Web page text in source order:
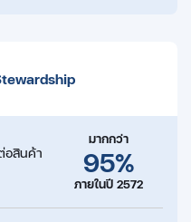
อสินค้า
มากกว่า
95%
ภายในปี 2572